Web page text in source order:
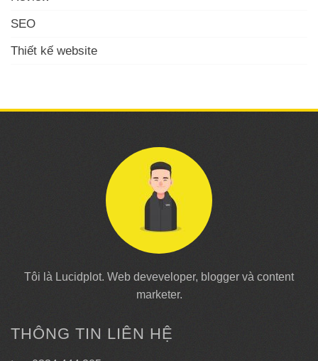
SEO
Thiết kế website
Tôi là Lucidplot. Web deveveloper, blogger và content
marketer.
THÔNG TIN LIÊN HỆ